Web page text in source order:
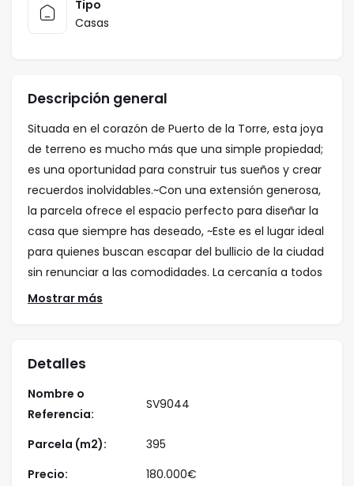
Tipo
Casas
Descripción general
Situada en el corazón de Puerto de la Torre, esta joya
de terreno es mucho más que una simple propiedad;
es una oportunidad para construir tus sueños y crear
recuerdos inolvidables.~Con una extensión generosa,
la parcela ofrece el espacio perfecto para diseñar la
casa que siempre has deseado, ~Este es el lugar ideal
para quienes buscan escapar del bullicio de la ciudad
sin renunciar a las comodidades. La cercanía a todos
los servicios, colegios, tiendas y restaurantes,
parte de la vibrante comunidad de Puerto de la Torre
y construye el futuro que siempre has soñado.~¡Haz
tuyo este pedacito de cielo y empieza a vivir la vida
(Impuesto de transmisiones patrimoniales) ni los
Mostrar más
Detalles
Nombre o
Referencia:
SV9044
Parcela (m2):
395
Precio:
180.000€